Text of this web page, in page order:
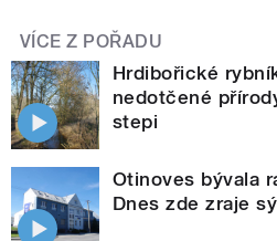
VÍCE Z POŘADU
Hrdibořické
nedotčené
stepi
Otinoves bývala
Dnes zde zraje